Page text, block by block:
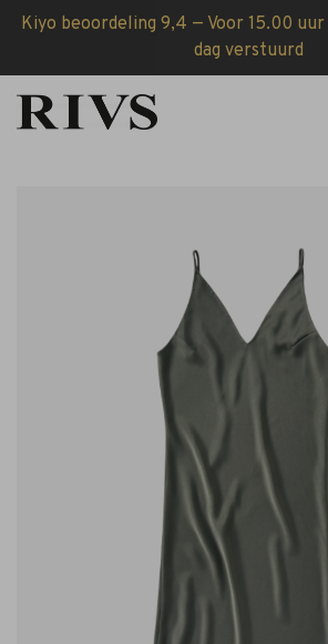
Kiyo beoordeling 9,4 — Voor 15.00
dag verstuurd